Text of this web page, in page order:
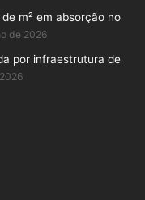
m² em absorção no
de 2026
por infraestrutura de